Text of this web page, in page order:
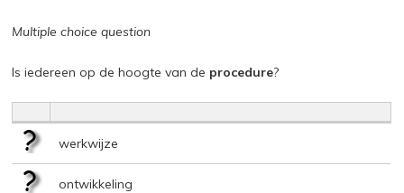
Multiple choice question
Is iedereen op de hoogte van de procedure?
werkwijze
ontwikkeling